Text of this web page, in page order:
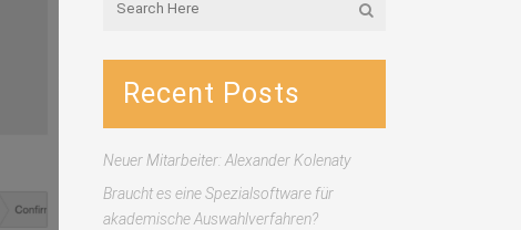
Recent Posts
Neuer Mitarbeiter: Alexander Kolenaty
Braucht es eine Spezialsoftware für
akademische Auswahlverfahren?